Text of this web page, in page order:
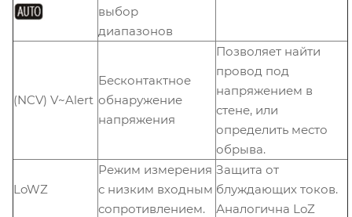
выбор
диапазонов
(NCV) V~Alert
Бесконтактное
обнаружение
напряжения
Позволяет найти
провод под
напряжением в
стене, или
определить место
обрыва.
LoWZ
Режим измерения
с низким входным
сопротивлением.
Защита от
блуждающих токов.
Аналогична LoZ